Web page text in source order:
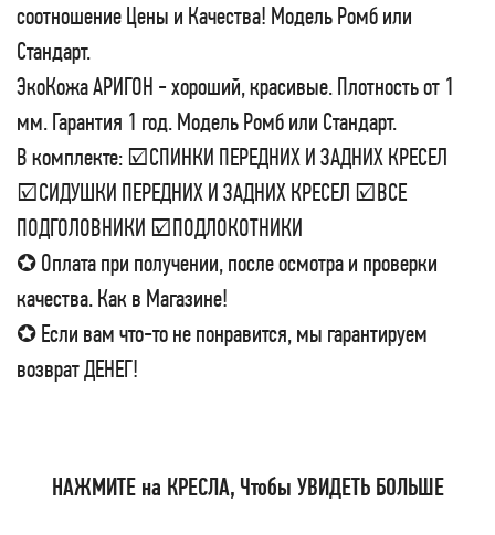
соотношение Цены и Качества! Модель Ромб или
Стандарт.
ЭкоКожа АРИГОН - хороший, красивые. Плотность от 1
мм. Гарантия 1 год. Модель Ромб или Стандарт.
В комплекте: ☑СПИНКИ ПЕРЕДНИХ И ЗАДНИХ КРЕСЕЛ
☑СИДУШКИ ПЕРЕДНИХ И ЗАДНИХ КРЕСЕЛ ☑ВСЕ
ПОДГОЛОВНИКИ ☑ПОДЛОКОТНИКИ
✪ Оплата при получении, после осмотра и проверки
качества. Как в Магазине!
✪ Если вам что-то не понравится, мы гарантируем
возврат ДЕНЕГ!
НАЖМИТЕ на КРЕСЛА, Чтобы УВИДЕТЬ БОЛЬШЕ